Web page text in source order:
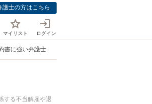
護士の方はこちら
マイリスト ログイン
書に強い弁護士
する不当解雇や退